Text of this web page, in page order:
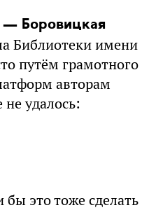
— Боровицкая
Библиотеки имени
путём грамотного
авторам
удалось:
это тоже сделать